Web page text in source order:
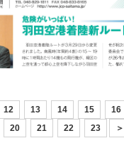
12 13 14 15 16
20
21 22 23 ＞